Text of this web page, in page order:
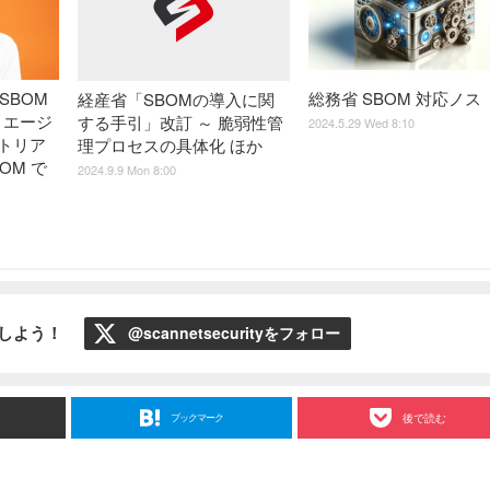
ージ
リア
で
経産省「SBOMの導入に関
する手引」改訂 ～ 脆弱性管
理プロセスの具体化 ほか
2024.9.9 Mon 8:00
総務省 SBOM 対応ノス
2024.5.29 Wed 8:10
よう！ @scannetsecurityをフォロー
ブックマーク 後で読む